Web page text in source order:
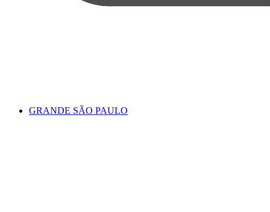
GRANDE SÃO PAULO